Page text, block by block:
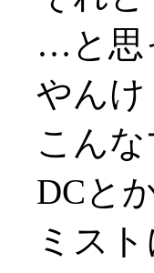
…と思
やんけ
こん
DCと
ミス